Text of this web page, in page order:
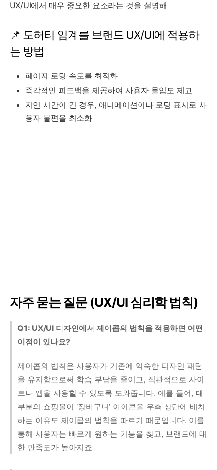
UX/UI에서 매우 중요한 요소라는 것을 설명해
📌 도허티 임계를 브랜드 UX/UI에 적용하
는 방법
페이지 로딩 속도를 최적화
즉각적인 피드백을 제공하여 사용자 몰입도 제고
지연 시간이 긴 경우, 애니메이션이나 로딩 표시로 사
용자 불편을 최소화
자주 묻는 질문 (UX/UI 심리학 법칙)
Q1: UX/UI 디자인에서 제이콥의 법칙을 적용하면 어떤
이점이 있나요?
제이콥의 법칙은 사용자가 기존에 익숙한 디자인 패턴
을 유지함으로써 학습 부담을 줄이고, 직관적으로 사이
트나 앱을 사용할 수 있도록 도와줍니다. 예를 들어, 대
부분의 쇼핑몰이 ‘장바구니’ 아이콘을 우측 상단에 배치
하는 이유도 제이콥의 법칙을 따르기 때문입니다. 이를
통해 사용자는 빠르게 원하는 기능을 찾고, 브랜드에 대
한 만족도가 높아지죠.